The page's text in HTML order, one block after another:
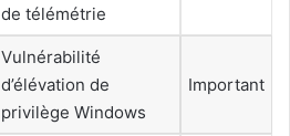
de télémétrie
Vulnérabilité
d’élévation de
privilège Windows
Important